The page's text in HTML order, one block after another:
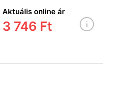
Aktuális online ár
3 746 Ft